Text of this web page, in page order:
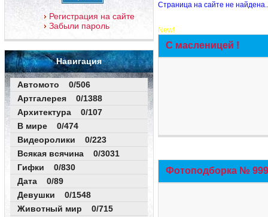
Регистрация на сайте
Забыли пароль
Навигация
Автомото 0/506
Артгалерея 0/1388
Архитектура 0/107
В мире 0/474
Видеоролики 0/223
Всякая всячина 0/3031
Гифки 0/830
Дата 0/89
Девушки 0/1548
Животный мир 0/715
Страница на сайте не
New!
С масленицей !
Фотоподборка №